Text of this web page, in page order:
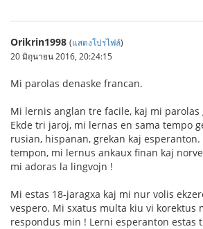
Orikrin1998 (แสดงโปรไฟล์)
20 มิถุนายน 2016, 20:24:15
Mi parolas denaske francan.
Mi lernis anglan tre facile, kaj mi
Ekde tri jaroj, mi lernas en sama tempo
rusian, hispanan, grekan kaj esperanton.
tempon, mi lernus ankaux finan kaj
mi adoras la lingvojn !
Mi estas 18-jaragxa kaj mi nur volis
vespero. Mi sxatus multa kiu vi korektus
respondus min ! Lerni esperanton estas